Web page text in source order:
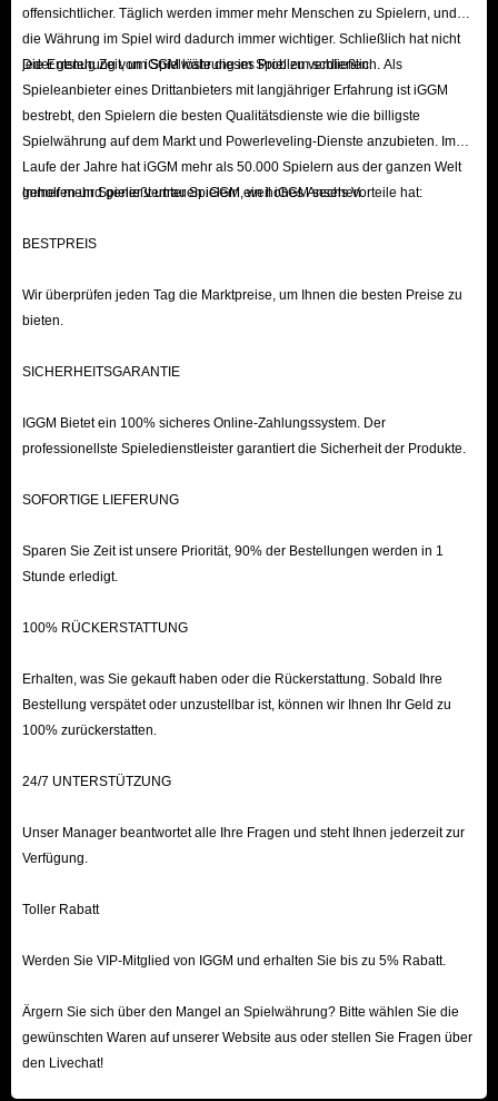
offensichtlicher. Täglich werden immer mehr Menschen zu Spielern, und
die Währung im Spiel wird dadurch immer wichtiger. Schließlich hat nicht
jeder genug Zeit, um Spielwährung im Spiel zu verdienen.
Die Entstehung von iGGM löste dieses Problem schließlich. Als
Spieleanbieter eines Drittanbieters mit langjähriger Erfahrung ist iGGM
bestrebt, den Spielern die besten Qualitätsdienste wie die billigste
Spielwährung auf dem Markt und Powerleveling-Dienste anzubieten. Im
Laufe der Jahre hat iGGM mehr als 50.000 Spielern aus der ganzen Welt
geholfen und genießt unter Spielern ein hohes Ansehen.
Immer mehr Spieler vertrauen iGGM, weil iGGM sechs Vorteile hat:
BESTPREIS
Wir überprüfen jeden Tag die Marktpreise, um Ihnen die besten Preise zu
bieten.
SICHERHEITSGARANTIE
IGGM Bietet ein 100% sicheres Online-Zahlungssystem. Der
professionellste Spieledienstleister garantiert die Sicherheit der Produkte.
SOFORTIGE LIEFERUNG
Sparen Sie Zeit ist unsere Priorität, 90% der Bestellungen werden in 1
Stunde erledigt.
100% RÜCKERSTATTUNG
Erhalten, was Sie gekauft haben oder die Rückerstattung. Sobald Ihre
Bestellung verspätet oder unzustellbar ist, können wir Ihnen Ihr Geld zu
100% zurückerstatten.
24/7 UNTERSTÜTZUNG
Unser Manager beantwortet alle Ihre Fragen und steht Ihnen jederzeit zur
Verfügung.
Toller Rabatt
Werden Sie VIP-Mitglied von IGGM und erhalten Sie bis zu 5% Rabatt.
Ärgern Sie sich über den Mangel an Spielwährung? Bitte wählen Sie die
gewünschten Waren auf unserer Website aus oder stellen Sie Fragen über
den Livechat!